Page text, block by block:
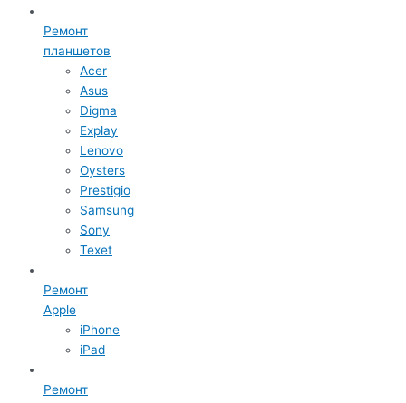
Ремонт
планшетов
Acer
Asus
Digma
Explay
Lenovo
Oysters
Prestigio
Samsung
Sony
Texet
Ремонт
Apple
iPhone
iPad
Ремонт